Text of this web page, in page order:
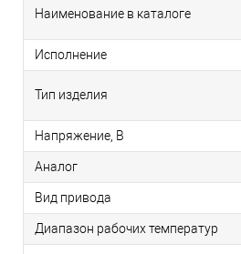
Наименование в каталоге
Исполнение
Тип изделия
Напряжение, В
Аналог
Вид привода
Диапазон рабочих температур